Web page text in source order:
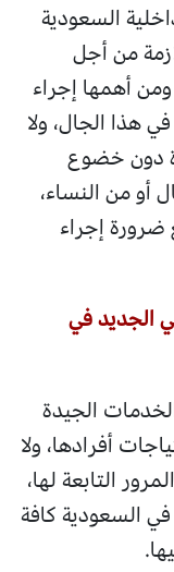
السعودية
من أجل
أهمها إجراء
هذا الجال، ولا
دون خضوع
أو من النساء،
ضرورة إجراء
الجديد في
الجيدة
أفرادها، ولا
التابعة لها،
السعودية كافة